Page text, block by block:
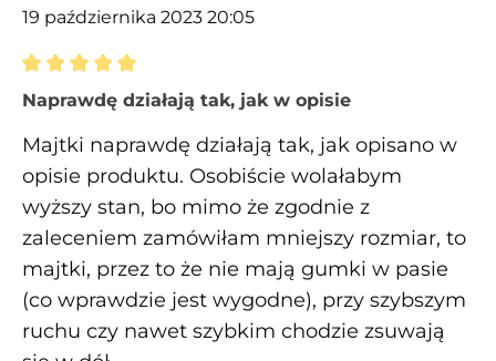
19 października 2023 20:05
Recenzja z oceną 5 spośród 5 gwiazdek
Naprawdę działają tak, jak w opisie
Majtki naprawdę działają tak, jak opisano w
opisie produktu. Osobiście wolałabym
wyższy stan, bo mimo że zgodnie z
zaleceniem zamówiłam mniejszy rozmiar, to
majtki, przez to że nie mają gumki w pasie
(co wprawdzie jest wygodne), przy szybszym
ruchu czy nawet szybkim chodzie zsuwają